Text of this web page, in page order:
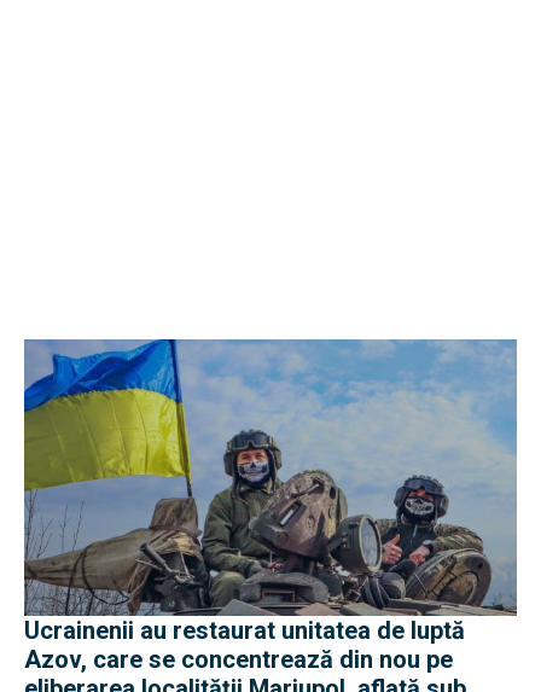
Ucrainenii au restaurat unitatea de luptă
Azov, care se concentrează din nou pe